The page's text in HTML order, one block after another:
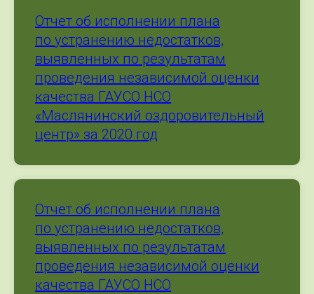
Отчет об исполнении плана
по устранению недостатков,
выявленных по результатам
проведения независимой оценки
качества ГАУСО НСО
«Маслянинский оздоровительный
центр» за 2020 год
Отчет об исполнении плана
по устранению недостатков,
выявленных по результатам
проведения независимой оценки
качества ГАУСО НСО